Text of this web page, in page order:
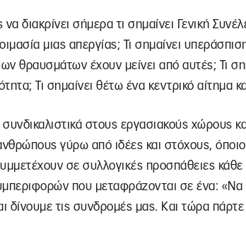
διακρίνει σήμερα τι σημαίνει Γενική
μιας απεργίας; Τι σημαίνει
θραυσμάτων έχουν μείνει από αυτές; Τι
Τι σημαίνει θέτω ένα κεντρικό αίτημα
συνδικαλιστικά στους εργασιακούς χώρους
γύρω από ιδέες και στόχους,
σε συλλογικές προσπάθειες κάθε
που μεταφράζονται σε ένα: «Να
δίνουμε τις συνδρομές μας. Και τώρα